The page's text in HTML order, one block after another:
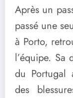
Après un
passé une
à Porto,
l’équipe. Sa
du Portugal
des